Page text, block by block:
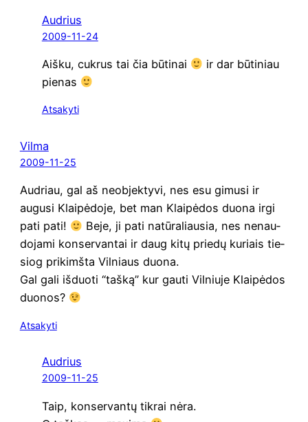
Audrius
2009-11-24
Aiš­ku, cuk­rus tai čia būti­nai
ir dar būti­niau
pienas
Atsakyti
Vilma
2009-11-25
Aud­riau, gal aš neo­b­jek­ty­vi, nes esu gimu­si ir
augu­si Klai­pė­do­je, bet man Klai­pė­dos duo­na irgi
pati pati!
Beje, ji pati natū­ra­liau­sia, nes nenau­
do­ja­mi kon­ser­van­tai ir daug kitų prie­dų kuriais tie­
siog pri­kimš­ta Vil­niaus duona.
Gal gali išduo­ti “taš­ką” kur gau­ti Vil­niu­je Klai­pė­dos
duonos?
Atsakyti
Audrius
2009-11-25
Taip, kon­ser­van­tų tik­rai nėra.